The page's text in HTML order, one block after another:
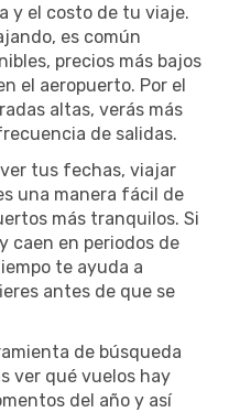
y el costo de tu viaje.
es común
precios más bajos
el aeropuerto. Por el
altas, verás más
de salidas.
tus fechas, viajar
una manera fácil de
más tranquilos. Si
caen en periodos de
te ayuda a
antes de que se
de búsqueda
ver qué vuelos hay
del año y así